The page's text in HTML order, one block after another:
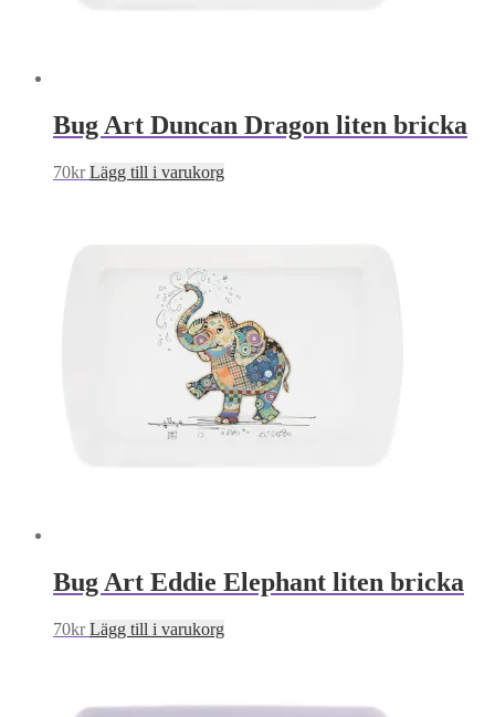
Bug Art Duncan Dragon liten bricka
70kr Lägg till i varukorg
Bug Art Eddie Elephant liten bricka
70kr Lägg till i varukorg